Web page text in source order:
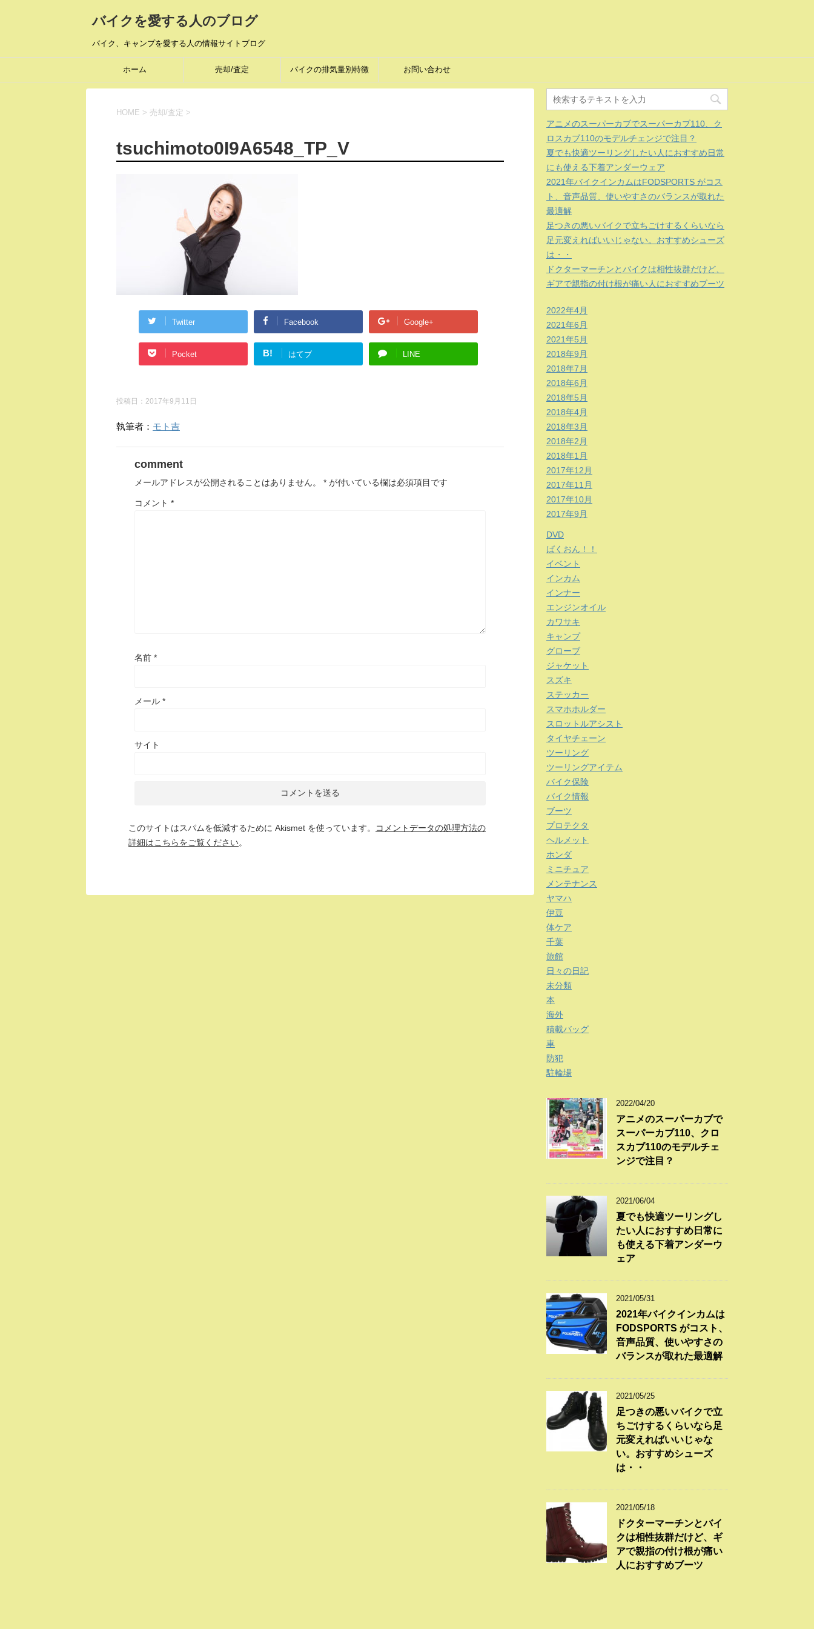
バイクを愛する人のブログ
バイク、キャンプを愛する人の情報サイトブログ
ホーム 売却/査定 バイクの排気量別特徴 お問い合わせ
HOME > 売却/査定 >
tsuchimoto0I9A6548_TP_V
Twitter Facebook Google+
Pocket B! はてブ LINE
投稿日： 2017年9月11日
執筆者： モト吉
comment
メールアドレスが公開されることはありません。 * が付いている欄は必須項目です
コメント *
名前 *
メール *
サイト
このサイトはスパムを低減するために Akismet を使っています。
コメントデータの処理方法の
詳細はこちらをご覧ください。
アニメのスーパーカブでスーパーカブ110、ク
ロスカブ110のモデルチェンジで注目？
夏でも快適ツーリングしたい人におすすめ日常
にも使える下着アンダーウェア
2021年バイクインカムはFODSPORTS がコス
ト、音声品質、使いやすさのバランスが取れた
最適解
足つきの悪いバイクで立ちごけするくらいなら
足元変えればいいじゃない。おすすめシューズ
は・・
ドクターマーチンとバイクは相性抜群だけど、
ギアで親指の付け根が痛い人におすすめブーツ
2022年4月
2021年6月
2021年5月
2018年9月
2018年7月
2018年6月
2018年5月
2018年4月
2018年3月
2018年2月
2018年1月
2017年12月
2017年11月
2017年10月
2017年9月
DVD
ばくおん！！
イベント
インカム
インナー
エンジンオイル
カワサキ
キャンプ
グローブ
ジャケット
スズキ
ステッカー
スマホホルダー
スロットルアシスト
タイヤチェーン
ツーリング
ツーリングアイテム
バイク保険
バイク情報
ブーツ
プロテクタ
ヘルメット
ホンダ
ミニチュア
メンテナンス
ヤマハ
伊豆
体ケア
千葉
旅館
日々の日記
未分類
本
海外
積載バッグ
車
防犯
駐輪場
2022/04/20
アニメのスーパーカブで
スーパーカブ110、クロ
スカブ110のモデルチェ
ンジで注目？
2021/06/04
夏でも快適ツーリングし
たい人におすすめ日常に
も使える下着アンダーウ
ェア
2021/05/31
2021年バイクインカムは
FODSPORTS がコスト、
音声品質、使いやすさの
バランスが取れた最適解
2021/05/25
足つきの悪いバイクで立
ちごけするくらいなら足
元変えればいいじゃな
い。おすすめシューズ
は・・
2021/05/18
ドクターマーチンとバイ
クは相性抜群だけど、ギ
アで親指の付け根が痛い
人におすすめブーツ